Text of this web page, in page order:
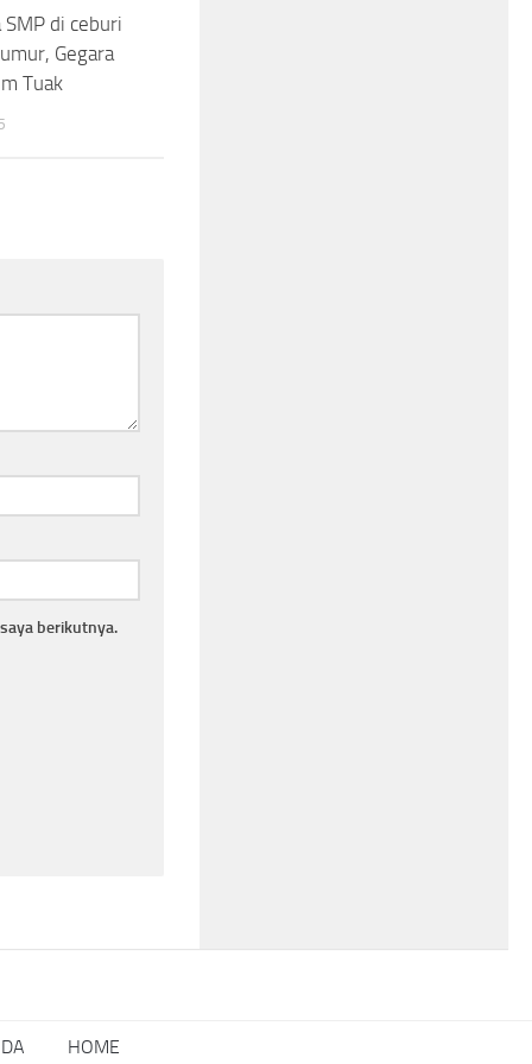
di ceburi
Gegara
Tuak
berikutnya.
HOME